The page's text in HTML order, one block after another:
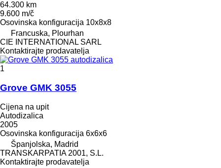
64.300 km
9.600 m/č
Osovinska konfiguracija 10x8x8
Francuska, Plourhan
CIE INTERNATIONAL SARL
Kontaktirajte prodavatelja
1
Grove GMK 3055
Cijena na upit
Autodizalica
2005
Osovinska konfiguracija 6x6x6
Španjolska, Madrid
TRANSKARPATIA 2001, S.L.
Kontaktirajte prodavatelja